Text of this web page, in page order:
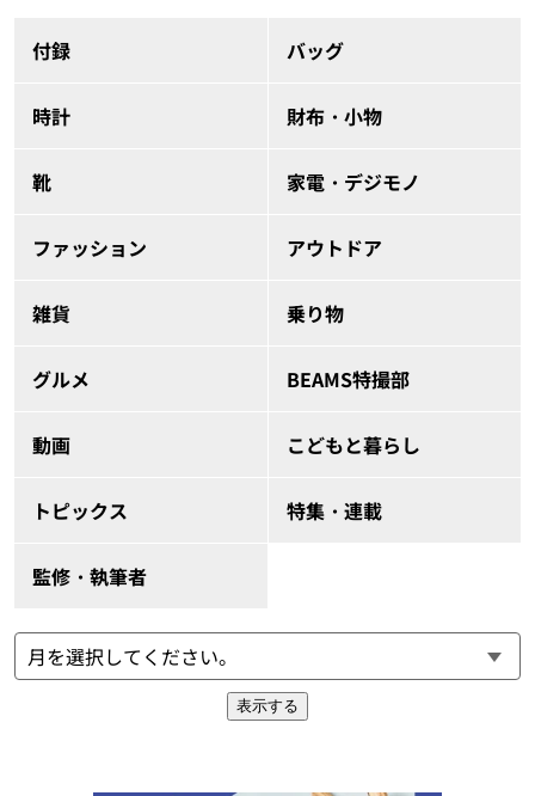
付録 バッグ
時計 財布・小物
靴 家電・デジモノ
ファッション アウトドア
雑貨 乗り物
グルメ BEAMS特撮部
動画 こどもと暮らし
トピックス 特集・連載
監修・執筆者
表示する